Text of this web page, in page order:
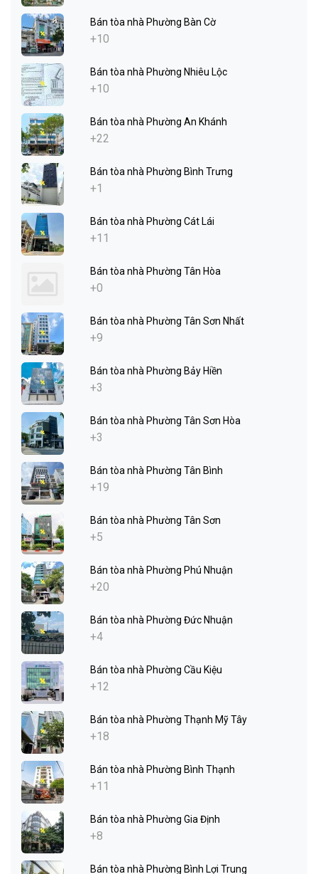
Bán tòa nhà Phường Bàn Cờ
+10
Bán tòa nhà Phường Nhiêu Lộc
+10
Bán tòa nhà Phường An Khánh
+22
Bán tòa nhà Phường Bình Trưng
+1
Bán tòa nhà Phường Cát Lái
+11
Bán tòa nhà Phường Tân Hòa
+0
Bán tòa nhà Phường Tân Sơn Nhất
+9
Bán tòa nhà Phường Bảy Hiền
+3
Bán tòa nhà Phường Tân Sơn Hòa
+3
Bán tòa nhà Phường Tân Bình
+19
Bán tòa nhà Phường Tân Sơn
+5
Bán tòa nhà Phường Phú Nhuận
+20
Bán tòa nhà Phường Đức Nhuận
+4
Bán tòa nhà Phường Cầu Kiệu
+12
Bán tòa nhà Phường Thạnh Mỹ Tây
+18
Bán tòa nhà Phường Bình Thạnh
+11
Bán tòa nhà Phường Gia Định
+8
Bán tòa nhà Phường Bình Lợi Trung